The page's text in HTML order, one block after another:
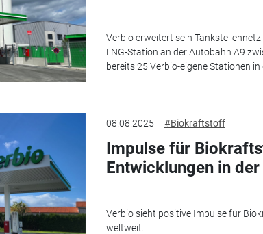
Verbio erweitert sein
LNG-Station an der Autobahn A9
bereits 25 Verbio-eigene Stationen in
08.08.2025 #Biokraftstoff
Impulse für
Entwicklungen in der
Verbio sieht positive Impulse für
weltweit.